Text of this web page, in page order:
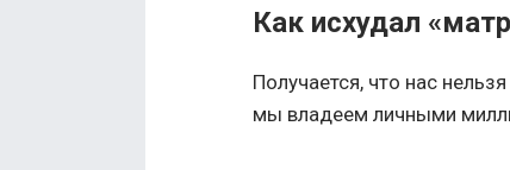
Как исхудал
Получается, что нас
мы владеем личными